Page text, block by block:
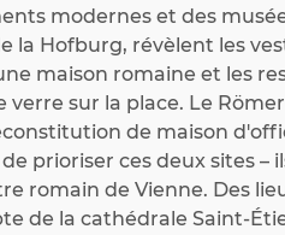
modernes et des
la Hofburg, révèlent les
maison romaine et les
verre sur la place. Le
de maison
prioriser ces deux sites –
romain de Vienne. Des
de la cathédrale Saint-